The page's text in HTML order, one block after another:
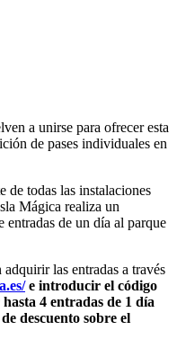
a unirse para ofrecer esta
de pases individuales en
de todas las instalaciones
Mágica realiza un
entradas de un día al parque
las entradas a través
e introducir el código
4 entradas de 1 día
descuento sobre el